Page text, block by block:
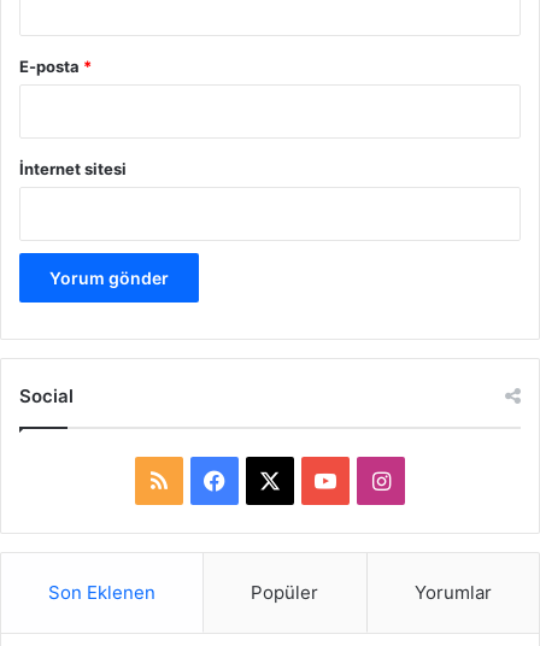
E-posta *
İnternet sitesi
Social
RSS Facebook YouTubeInstagram
Son Eklenen Popüler Yorumlar